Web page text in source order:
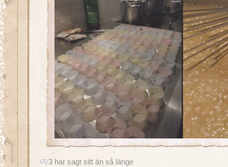
3 har sagt sitt än så länge